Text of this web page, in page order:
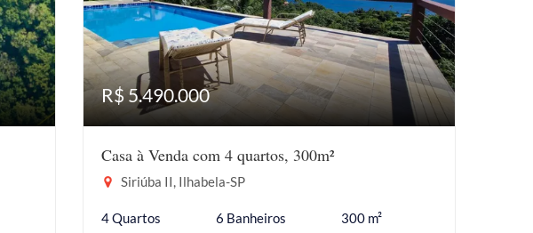
R$ 5.490.000
Casa à Venda com 4 quartos, 300m²
Siriúba II, Ilhabela-SP
4 Quartos 6 Banheiros 300 m²